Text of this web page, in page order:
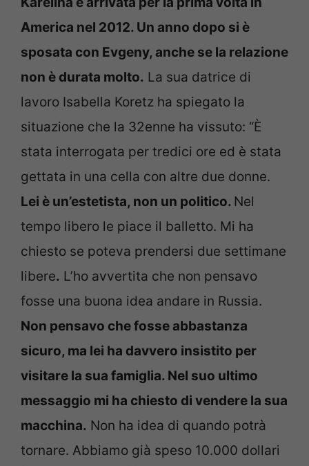
America nel 2012. Un anno dopo si è
sposata con Evgeny, anche se la relazione
non è durata molto. La sua datrice di
lavoro Isabella Koretz ha spiegato la
situazione che la 32enne ha vissuto: “È
stata interrogata per tredici ore ed è stata
gettata in una cella con altre due donne.
Lei è un’estetista, non un politico. Nel
tempo libero le piace il balletto. Mi ha
chiesto se poteva prendersi due settimane
libere. L’ho avvertita che non pensavo
fosse una buona idea andare in Russia.
Non pensavo che fosse abbastanza
sicuro, ma lei ha davvero insistito per
visitare la sua famiglia. Nel suo ultimo
messaggio mi ha chiesto di vendere la sua
macchina. Non ha idea di quando potrà
tornare. Abbiamo già speso 10.000 dollari